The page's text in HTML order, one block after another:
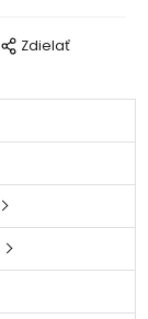
Zdielať